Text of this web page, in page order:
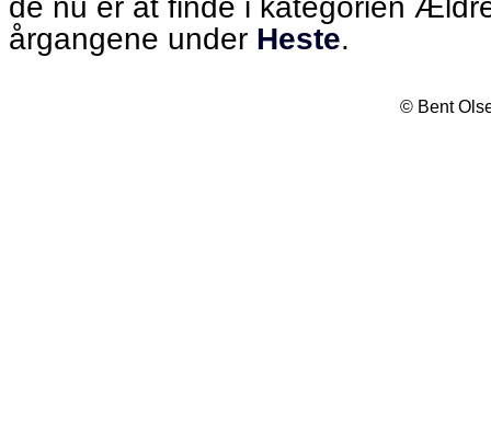
de nu er at finde i kategorien
årgangene under Heste.
© Bent